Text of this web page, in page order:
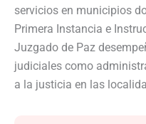
servicios en municipios
Primera Instancia e
Juzgado de Paz
judiciales como
a la justicia en las